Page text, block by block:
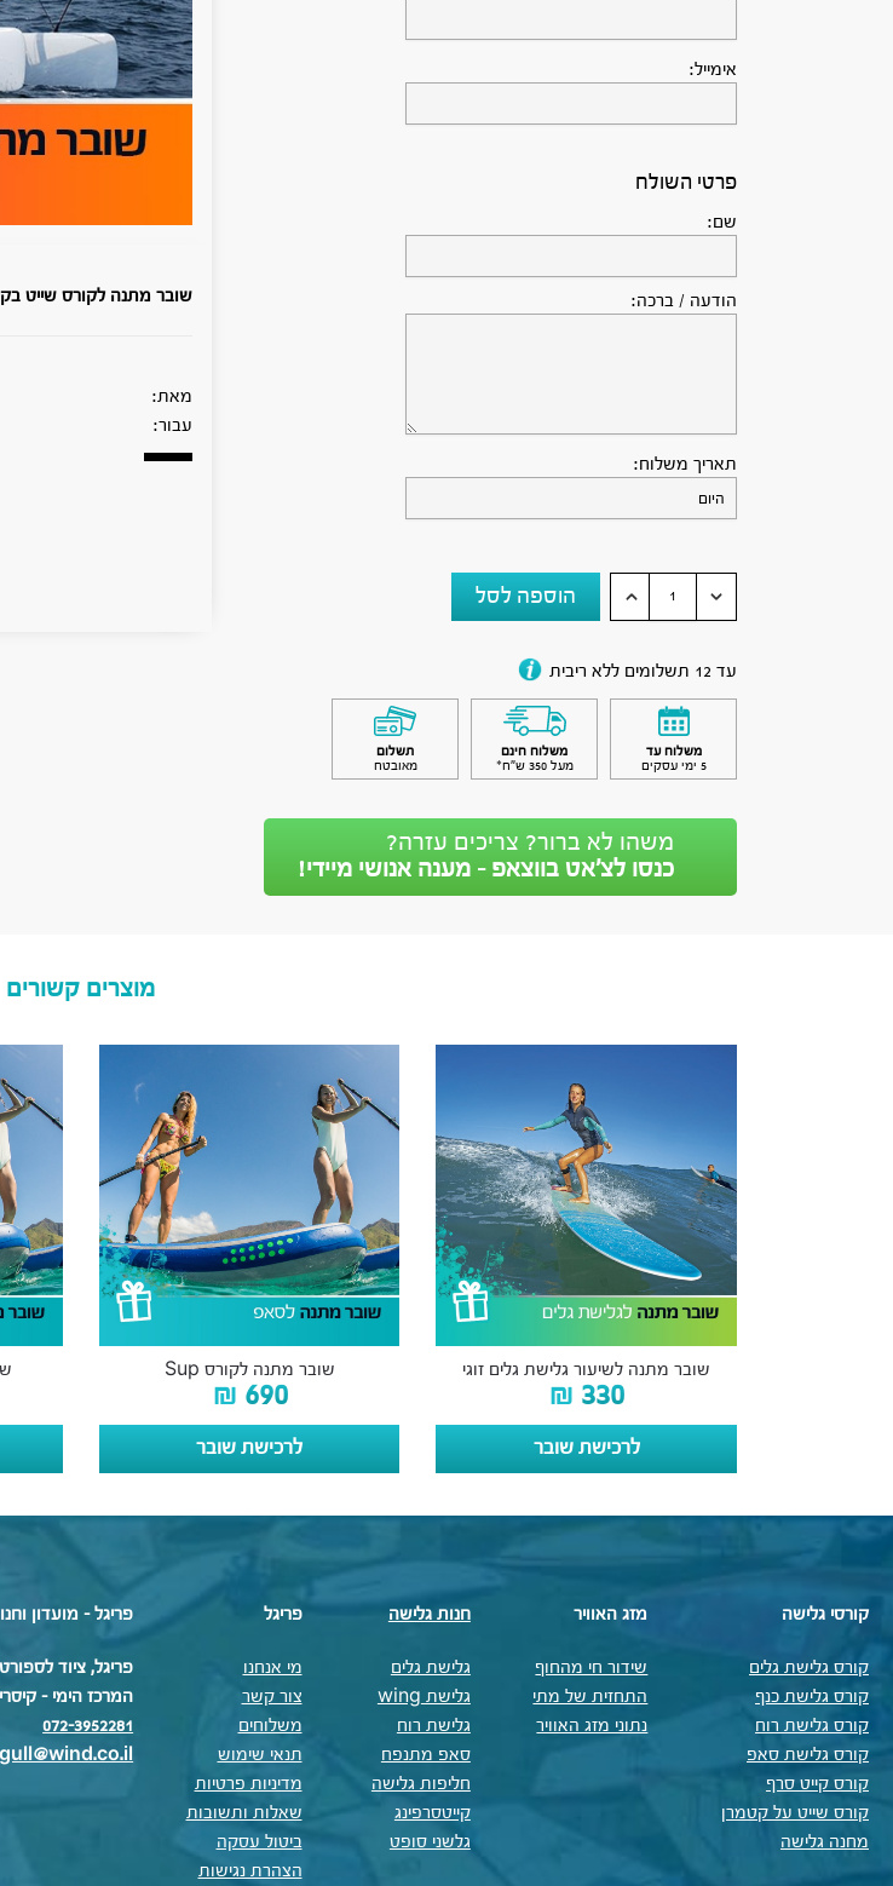
שובר מתנה לקורס שייט
מאת:
עבור:
תאריך משלוח:
אימייל:
פרטי השולח
שם:
הודעה / ברכה:
הוספה לסל
עד 12 תשלומים ללא ריבית
משלוח עד
5 ימי עסקים
משלוח חינם
מעל 350 ש״ח*
תשלום
מאובטח
משהו לא ברור? צריכים עזרה?
כנסו לצ’אט בווצאפ - מענה אנושי מיידי!
מוצרים קשורים
שובר מתנה לשיעור גלישת גלים זוגי
₪ 330
לרכישת שובר
שובר מתנה לקורס Sup
₪ 690
לרכישת שובר
קורסי גלישה
קורס גלישת גלים
קורס גלישת כנף
קורס גלישת רוח
קורס גלישת סאפ
קורס קייט סרף
קורס שייט על קטמרן
מחנה גלישה
מזג האוויר
שידור חי מהחוף
התחזית של מתי
נתוני מזג האוויר
חנות גלישה
גלישת גלים
גלישת wing
גלישת רוח
סאפ מתנפח
חליפות גלישה
קייטסרפינג
גלשני סופט
פריגל
מי אנחנו
צור קשר
משלוחים
תנאי שימוש
מדיניות פרטיות
שאלות ותשובות
ביטול עסקה
הצהרת נגישות
פריגל - מועדון
פריגל, ציוד לספורט
המרכז הימי –
072-3952281